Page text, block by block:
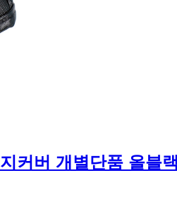
커버 개별단품 올블